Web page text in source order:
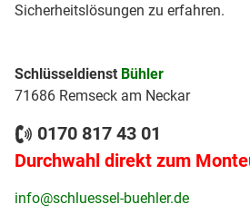
Sicherheitslösungen zu erfahren.
Schlüsseldienst Bühler
71686 Remseck am Neckar
0170 817 43 01
Durchwahl direkt zum
info@schluessel-buehler.de